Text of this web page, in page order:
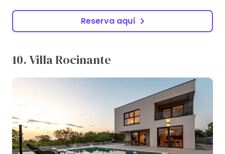
Reserva aquí
10. Villa Rocinante